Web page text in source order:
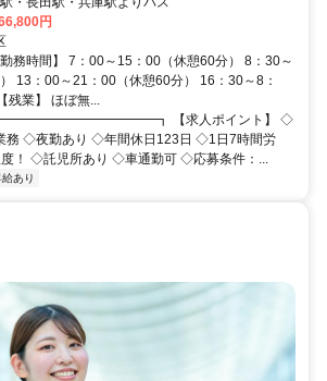
円
務時間】 7：00～15：00（休憩60分） 8：30～
13：00～21：00（休憩60分） 16：30～8：
残業】 ほぼ無...
【求人ポイント】 ◇
務 ◇夜勤あり ◇年間休日123日 ◇1日7時間労
度！ ◇託児所あり ◇車通勤可 ◇応募条件：...
給あり